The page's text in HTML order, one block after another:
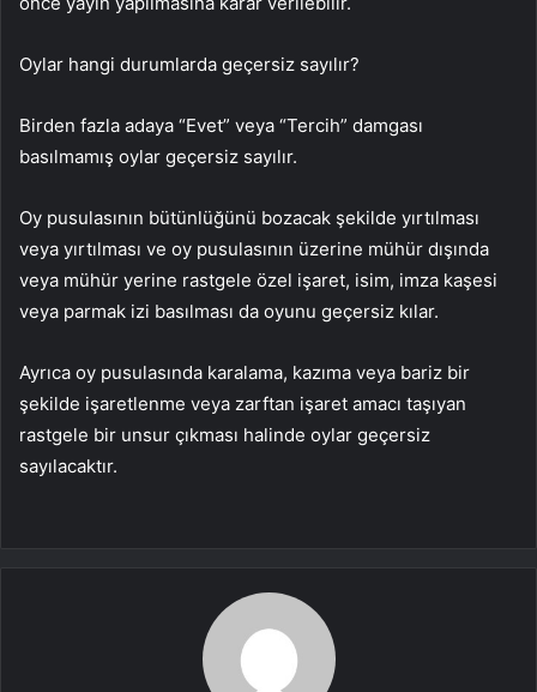
Oylar hangi durumlarda geçersiz sayılır?
Birden fazla adaya “Evet” veya “Tercih” damgası
basılmamış oylar geçersiz sayılır.
Oy pusulasının bütünlüğünü bozacak şekilde yırtılması
veya yırtılması ve oy pusulasının üzerine mühür dışında
veya mühür yerine rastgele özel işaret, isim, imza kaşesi
veya parmak izi basılması da oyunu geçersiz kılar.
Ayrıca oy pusulasında karalama, kazıma veya bariz bir
şekilde işaretlenme veya zarftan işaret amacı taşıyan
rastgele bir unsur çıkması halinde oylar geçersiz
sayılacaktır.